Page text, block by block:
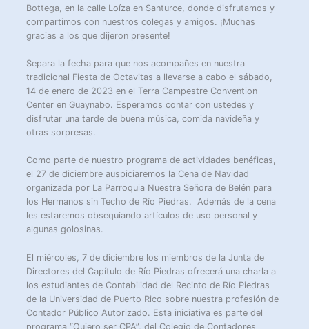
Bottega, en la calle Loíza en Santurce, donde disfrutamos y
compartimos con nuestros colegas y amigos. ¡Muchas
gracias a los que dijeron presente!
Separa la fecha para que nos acompañes en nuestra
tradicional Fiesta de Octavitas a llevarse a cabo el sábado,
14 de enero de 2023 en el Terra Campestre Convention
Center en Guaynabo. Esperamos contar con ustedes y
disfrutar una tarde de buena música, comida navideña y
otras sorpresas.
Como parte de nuestro programa de actividades benéficas,
el 27 de diciembre auspiciaremos la Cena de Navidad
organizada por La Parroquia Nuestra Señora de Belén para
los Hermanos sin Techo de Río Piedras. Además de la cena
les estaremos obsequiando artículos de uso personal y
algunas golosinas.
El miércoles, 7 de diciembre los miembros de la Junta de
Directores del Capítulo de Río Piedras ofrecerá una charla a
los estudiantes de Contabilidad del Recinto de Río Piedras
de la Universidad de Puerto Rico sobre nuestra profesión de
Contador Público Autorizado. Esta iniciativa es parte del
programa “Quiero ser CPA”, del Colegio de Contadores